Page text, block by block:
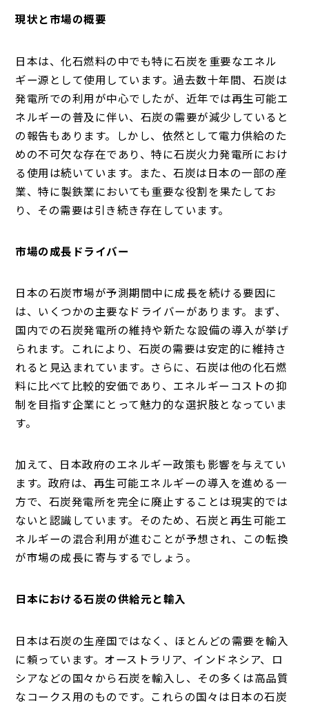
現状と市場の概要
日本は、化石燃料の中でも特に石炭を重要なエネル
ギー源として使用しています。過去数十年間、石炭は
発電所での利用が中心でしたが、近年では再生可能エ
ネルギーの普及に伴い、石炭の需要が減少していると
の報告もあります。しかし、依然として電力供給のた
めの不可欠な存在であり、特に石炭火力発電所におけ
る使用は続いています。また、石炭は日本の一部の産
業、特に製鉄業においても重要な役割を果たしてお
り、その需要は引き続き存在しています。
市場の成長ドライバー
日本の石炭市場が予測期間中に成長を続ける要因に
は、いくつかの主要なドライバーがあります。まず、
国内での石炭発電所の維持や新たな設備の導入が挙げ
られます。これにより、石炭の需要は安定的に維持さ
れると見込まれています。さらに、石炭は他の化石燃
料に比べて比較的安価であり、エネルギーコストの抑
制を目指す企業にとって魅力的な選択肢となっていま
す。
加えて、日本政府のエネルギー政策も影響を与えてい
ます。政府は、再生可能エネルギーの導入を進める一
方で、石炭発電所を完全に廃止することは現実的では
ないと認識しています。そのため、石炭と再生可能エ
ネルギーの混合利用が進むことが予想され、この転換
が市場の成長に寄与するでしょう。
日本における石炭の供給元と輸入
日本は石炭の生産国ではなく、ほとんどの需要を輸入
に頼っています。オーストラリア、インドネシア、ロ
シアなどの国々から石炭を輸入し、その多くは高品質
なコークス用のものです。これらの国々は日本の石炭